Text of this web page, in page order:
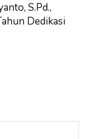
S.Pd.,
Dedikasi